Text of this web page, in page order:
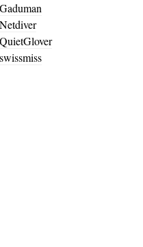
Gaduman
Netdiver
QuietGlover
swissmiss